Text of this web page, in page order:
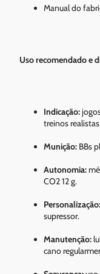
Manual do
Uso recomendado e
Indicação:
treinos
Munição: BBs
Autonomia:
CO2 12 g.
Personalização:
supressor.
Manutenção:
cano